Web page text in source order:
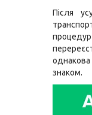
Після
знаком.